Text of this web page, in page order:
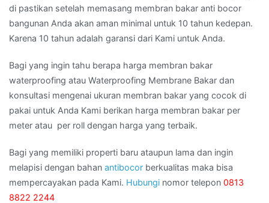
di pastikan setelah memasang membran bakar anti bocor
bangunan Anda akan aman minimal untuk 10 tahun kedepan.
Karena 10 tahun adalah garansi dari Kami untuk Anda.
Bagi yang ingin tahu berapa harga membran bakar
waterproofing atau Waterproofing Membrane Bakar dan
konsultasi mengenai ukuran membran bakar yang cocok di
pakai untuk Anda Kami berikan harga membran bakar per
meter atau per roll dengan harga yang terbaik.
Bagi yang memiliki properti baru ataupun lama dan ingin
melapisi dengan bahan antibocor berkualitas maka bisa
mempercayakan pada Kami. Hubungi nomor telepon 0813
8822 2244